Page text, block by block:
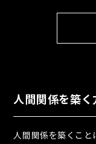
人間関係を築く
人間関係を築くこと